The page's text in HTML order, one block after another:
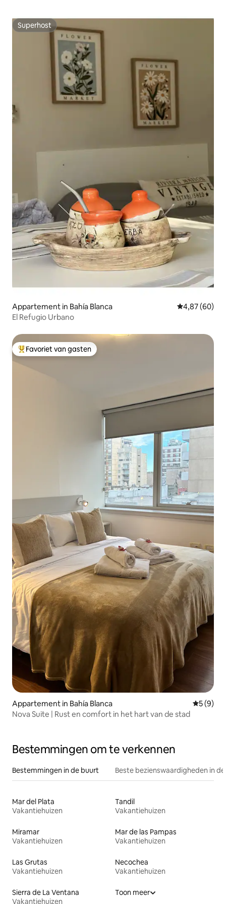
Superhost
Superhost
Appartement in Bahía Blanca Gemiddelde
4,87 (60)
El Refugio Urbano
Topfavoriet van gasten
Favoriet van gasten
Appartement in Bahía Blanca
5 (9)
Nova Suite | Rust en comfort in het hart van de stad
Bestemmingen om te verkennen
Bestemmingen in de buurt Beste bezienswaardigheden in
Mar del Plata
Vakantiehuizen
Tandil
Vakantiehuizen
Miramar
Vakantiehuizen
Mar de las Pampas
Vakantiehuizen
Las Grutas
Vakantiehuizen
Necochea
Vakantiehuizen
Sierra de La Ventana
Vakantiehuizen
Toon meer